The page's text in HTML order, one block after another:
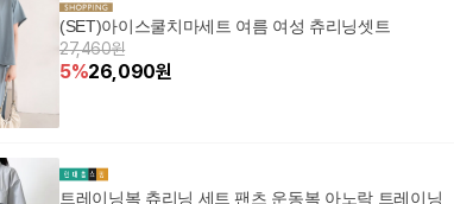
(SET)아이스쿨치마세트 여름 여성 츄리닝셋트
27,460원
5%26,090원
트레이닝복 츄리닝 세트 팬츠 운동복 아노락 트레이닝